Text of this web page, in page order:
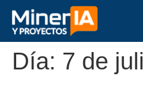
Día: 7 de